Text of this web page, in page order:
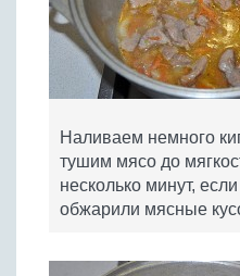
Наливаем немного
тушим мясо до
несколько минут,
обжарили мясные